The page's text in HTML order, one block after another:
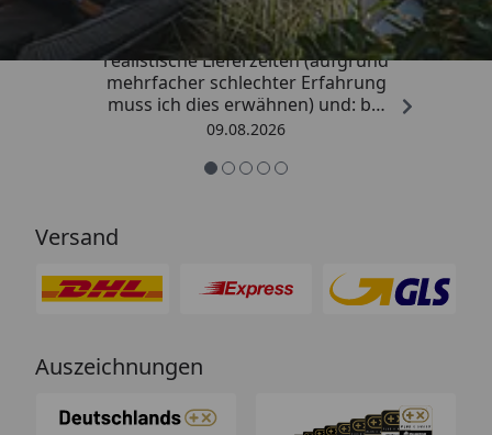
„Sehr gute Qualitäts-Markenware,
realistische Lieferzeiten (aufgrund
mehrfacher schlechter Erfahrung
muss ich dies erwähnen) und: bei
Kritik kommt die Antwort
Menschen mit Verstand und nicht
(auch dass ist leider immer öfter
09.08.2026
Versand
Auszeichnungen